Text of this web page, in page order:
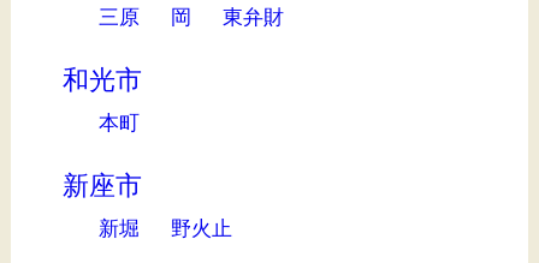
三原 岡 東弁財
和光市
本町
新座市
新堀 野火止